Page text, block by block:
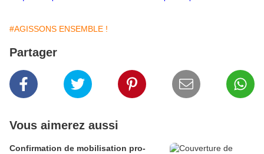
#AGISSONS ENSEMBLE !
Partager
Vous aimerez aussi
Confirmation de mobilisation pro-